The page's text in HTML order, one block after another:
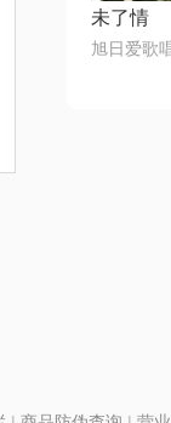
未了情
旭日爱歌